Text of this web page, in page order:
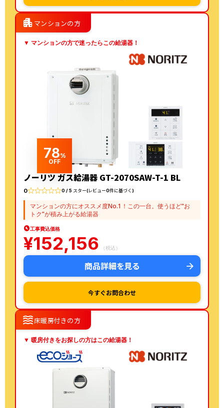
apartment マンションの方
▼ マンションの方で迷ったらこの給湯器！
78%
OFF
ノーリツ ガス給湯器 GT-2070SAW-T-1 BL
0 0 / 5 スター(レビュー0件に基づく)
マンションの方にオススメ度No.1！この一台。使うほど“お
トク”が積み上がる給湯器
工事費込価格
¥152,156 （税込）
商品詳細を見る
今すぐお問合わせ
waves床暖房付きの方
▼ 暖房付きをお探しの方はこの給湯器！